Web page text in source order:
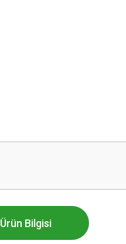
Ürün Bilgisi